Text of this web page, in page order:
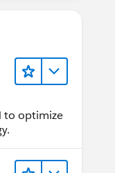
to optimize